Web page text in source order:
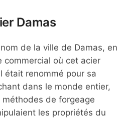
Damas
de la ville de Damas, en
commercial où cet acier
était renommé pour sa
dans le monde entier,
de forgeage
les propriétés du